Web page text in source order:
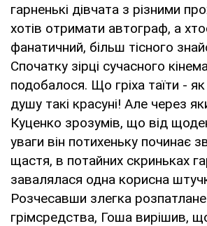
гарненькі дівчата з різними
хотів отримати автограф, а
фанатичний, більш тісного
Спочатку зірці сучасного
подобалося. Що гріха таїти -
душу такі красуні! Але через
Куценко зрозумів, що від
уваги він потихеньку починає
щастя, в потайних скриньках
завалялася одна корисна
Розчесавши злегка
грімсредства, Гоша вирішив,